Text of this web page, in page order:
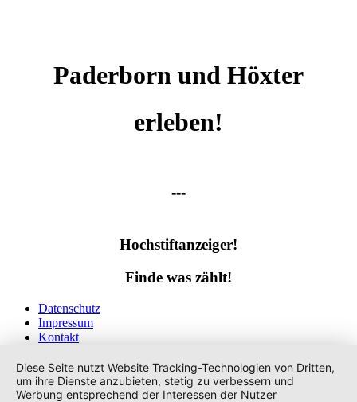
Paderborn und Höxter
erleben!
---
Hochstiftanzeiger!
Finde was zählt!
Datenschutz
Impressum
Kontakt
Diese Seite nutzt Website Tracking-Technologien von Dritten,
um ihre Dienste anzubieten, stetig zu verbessern und
Werbung entsprechend der Interessen der Nutzer